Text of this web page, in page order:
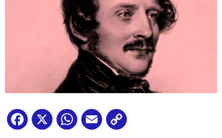
Facebook
X WhatsApp
Email